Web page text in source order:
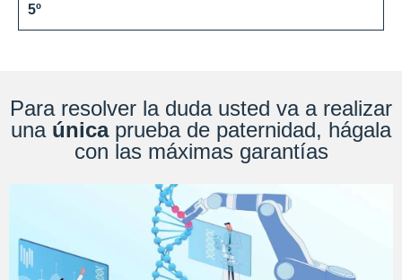
5º
Para resolver la duda usted va a realizar
una únicaprueba de paternidad, hágala
con las máximas garantías